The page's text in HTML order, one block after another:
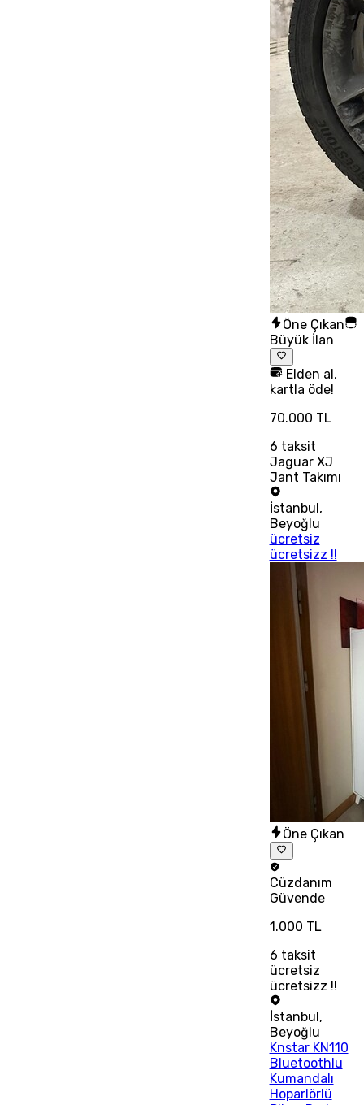
Öne Çıkan
Büyük İlan
Elden al,
kartla öde!
70.000 TL
6 taksit
Jaguar XJ
Jant Takımı
İstanbul,
Beyoğlu
ücretsiz
ücretsizz !!
Öne Çıkan
Cüzdanım
Güvende
1.000 TL
6 taksit
ücretsiz
ücretsizz !!
İstanbul ,
Beyoğlu
Knstar KN110
Bluetoothlu
Kumandalı
Hoparlörlü